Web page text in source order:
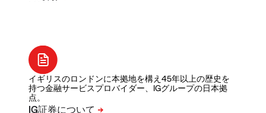
イギリスのロンドンに本拠地を構え45年以上の歴史を
持つ金融サービスプロバイダー、IGグループの日本拠
点。